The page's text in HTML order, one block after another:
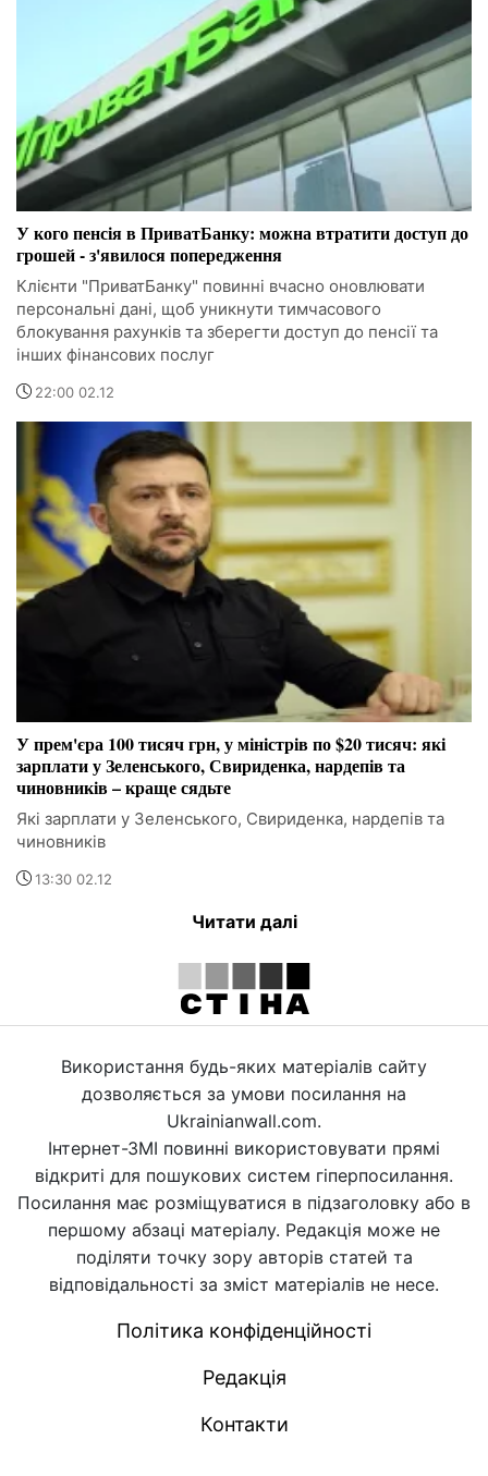
У кого пенсія в ПриватБанку: можна втратити доступ до
грошей - з'явилося попередження
Клієнти "ПриватБанку" повинні вчасно оновлювати
персональні дані, щоб уникнути тимчасового
блокування рахунків та зберегти доступ до пенсії та
інших фінансових послуг
22:00 02.12
У прем'єра 100 тисяч грн, у міністрів по $20 тисяч: які
зарплати у Зеленського, Свириденка, нардепів та
чиновників – краще сядьте
Які зарплати у Зеленського, Свириденка, нардепів та
чиновників
13:30 02.12
Читати далі
Використання будь-яких матеріалів сайту
дозволяється за умови посилання на
Ukrainianwall.com.
Інтернет-ЗМІ повинні використовувати прямі
відкриті для пошукових систем гіперпосилання.
Посилання має розміщуватися в підзаголовку або в
першому абзаці матеріалу. Редакція може не
поділяти точку зору авторів статей та
відповідальності за зміст матеріалів не несе.
Політика конфіденційності
Редакція
Контакти